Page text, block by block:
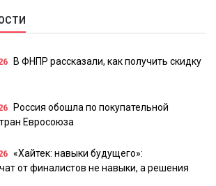
В ФНПР рассказали, как получить скидку
Россия обошла по покупательной
Евросоюза
«Хайтек: навыки будущего»:
от финалистов не навыки, а решения